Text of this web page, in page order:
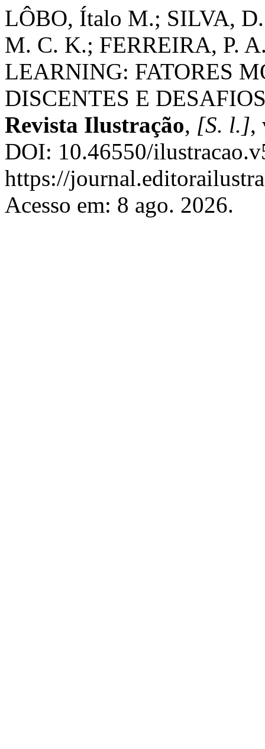
LÔBO, Ítalo M.; SILVA,
M. C. K.; FERREIRA, P.
LEARNING: FATORES
DISCENTES E
Revista Ilustração, [S. l.],
DOI: 10.46550/
https://
Acesso em: 8 ago. 2026.